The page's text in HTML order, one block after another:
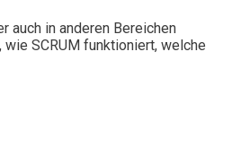
auch in anderen Bereichen
SCRUM funktioniert, welche